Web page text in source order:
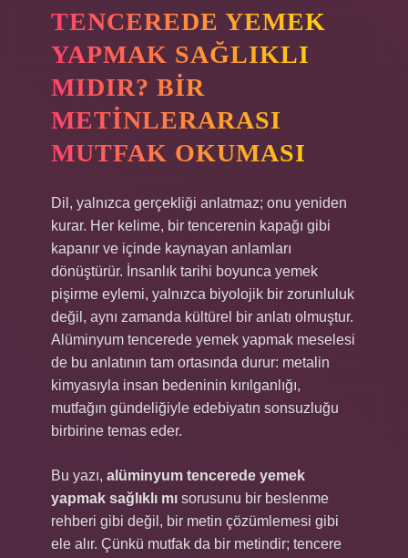
TENCEREDE YEMEK
YAPMAK SAĞLIKLI
MIDIR? BIR
METINLERARASI
MUTFAK OKUMASI
Dil, yalnızca gerçekliği anlatmaz; onu yeniden
kurar. Her kelime, bir tencerenin kapağı gibi
kapanır ve içinde kaynayan anlamları
dönüştürür. İnsanlık tarihi boyunca yemek
pişirme eylemi, yalnızca biyolojik bir zorunluluk
değil, aynı zamanda kültürel bir anlatı olmuştur.
Alüminyum tencerede yemek yapmak meselesi
de bu anlatının tam ortasında durur: metalin
kimyasıyla insan bedeninin kırılganlığı,
mutfağın gündeliğiyle edebiyatın sonsuzluğu
birbirine temas eder.
Bu yazı, alüminyum tencerede yemek
yapmak sağlıklı mı sorusunu bir beslenme
rehberi gibi değil, bir metin çözümlemesi gibi
ele alır. Çünkü mutfak da bir metindir; tencere